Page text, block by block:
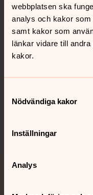
webbplatsen ska
analys och kakor som
samt kakor som
länkar vidare till
kakor.
Nödvändiga kakor
Inställningar
Analys
Kalender
Hitta snabbt
Sociala kanaler